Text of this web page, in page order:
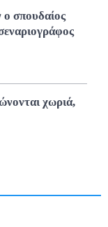
σπουδαίος
χωριά,